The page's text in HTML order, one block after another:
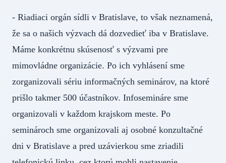
- Riadiaci orgán sídli v Bratislave, to však neznamená,
že sa o našich výzvach dá dozvedieť iba v Bratislave.
Máme konkrétnu skúsenosť s výzvami pre
mimovládne organizácie. Po ich vyhlásení sme
zorganizovali sériu informačných seminárov, na ktoré
prišlo takmer 500 účastníkov. Infosemináre sme
organizovali v každom krajskom meste. Po
seminároch sme organizovali aj osobné konzultačné
dni v Bratislave a pred uzávierkou sme zriadili